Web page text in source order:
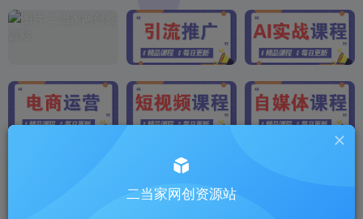
二当家网创资源站